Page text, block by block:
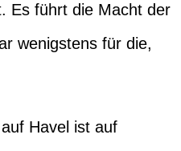
Es führt die Macht der
wenigstens für die,
Havel ist auf